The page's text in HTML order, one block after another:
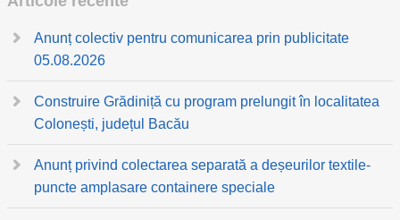
Anunț colectiv pentru comunicarea prin publicitate
05.08.2026
Construire Grădiniță cu program prelungit în localitatea
Colonești, județul Bacău
Anunț privind colectarea separată a deșeurilor textile-
puncte amplasare containere speciale